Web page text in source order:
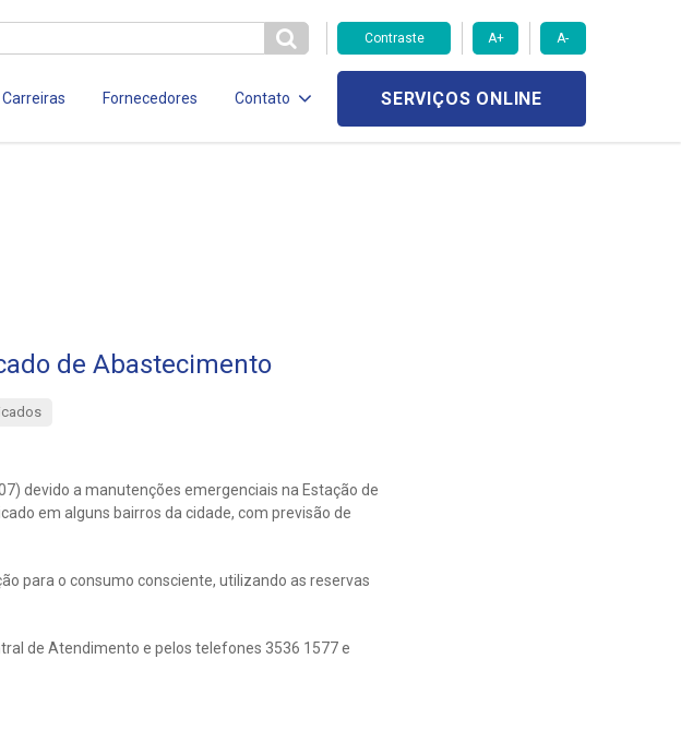
Contraste A+ A-
Carreiras Fornecedores Contato SERVIÇOS ONLINE
de Abastecimento
devido a manutenções emergenciais na Estação de
em alguns bairros da cidade, com previsão de
para o consumo consciente, utilizando as reservas
de Atendimento e pelos telefones 3536 1577 e